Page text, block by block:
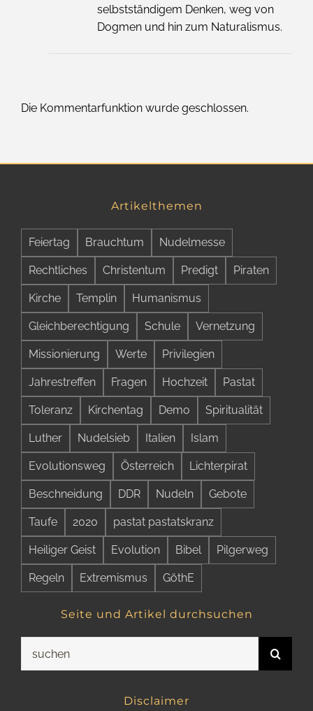
selbstständigem Denken, weg von
Dogmen und hin zum Naturalismus.
Die Kommentarfunktion wurde geschlossen.
Artikelthemen
Feiertag Brauchtum Nudelmesse
Rechtliches Christentum Predigt Piraten
Kirche Templin Humanismus
Gleichberechtigung Schule Vernetzung
Missionierung Werte Privilegien
Jahrestreffen Fragen Hochzeit Pastat
Toleranz Kirchentag Demo Spiritualität
Luther Nudelsieb Italien Islam
Evolutionsweg Österreich Lichterpirat
Beschneidung DDR Nudeln Gebote
Taufe 2020 pastat pastatskranz
Heiliger Geist Evolution Bibel Pilgerweg
Regeln Extremismus GöthE
Seite und Artikel durchsuchen
Disclaimer